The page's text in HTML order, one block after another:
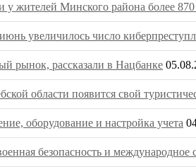
жителей Минского района более 870
увеличилось число
рынок, рассказали в Нацбанке
области появится свой
оборудование и настройка учета
безопасность и международное